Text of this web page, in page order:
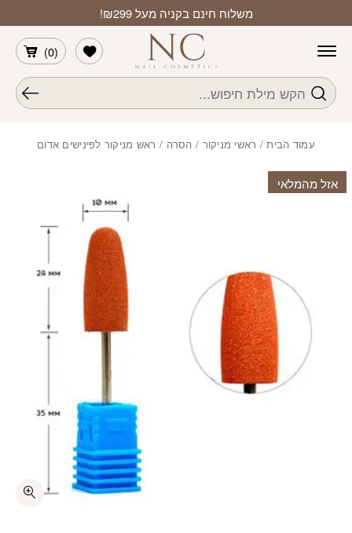
משלוח חינם בקניה מעל ₪299!
חיפוש
(
0
)
הרשימה שלי
עמוד הבית/ ראשי מניקור / הסרה / ראש מניקור לפינישים אדום
אזל מהמלאי